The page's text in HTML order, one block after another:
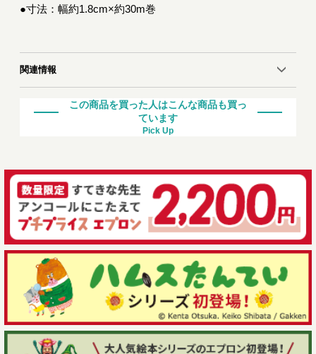
●寸法：幅約1.8cm×約30m巻
関連情報
この商品を買った人はこんな商品も買っ
ています
Pick Up